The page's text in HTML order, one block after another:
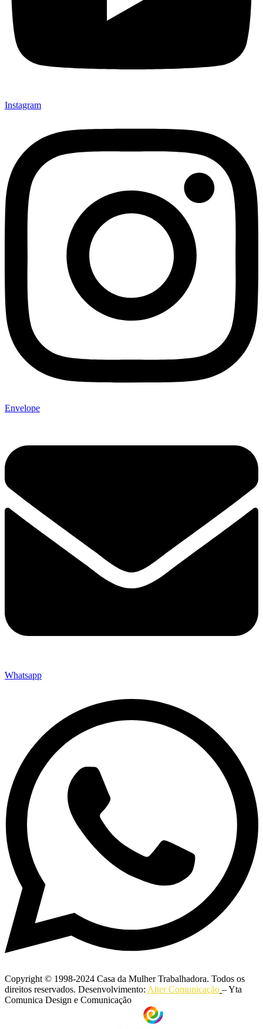
Instagram
Envelope
Whatsapp
Copyright © 1998-2024 Casa da Mulher Trabalhadora. Todos os
direitos reservados. Desenvolvimento: Alter Comunicação – Yta
Comunica Design e Comunicação